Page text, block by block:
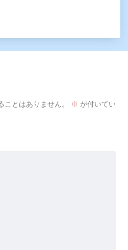
ことはありません。 ※ が付いてい